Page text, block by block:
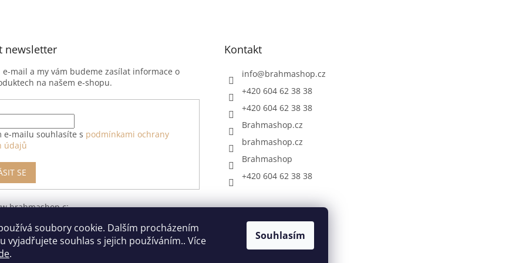
soubory cookie. Dalším procházením
vyjadřujete souhlas s jejich používáním.. Více
.
Souhlasím
newsletter
e-mail a my vám budeme zasílat informace o
na našem e-shopu.
e-mailu souhlasíte s podmínkami ochrany
údajů
SE
Kontakt
info@brahmashop.cz
+420 604 62 38 38
+420 604 62 38 38
Brahmashop.cz
brahmashop.cz
Brahmashop
+420 604 62 38 38
formular-